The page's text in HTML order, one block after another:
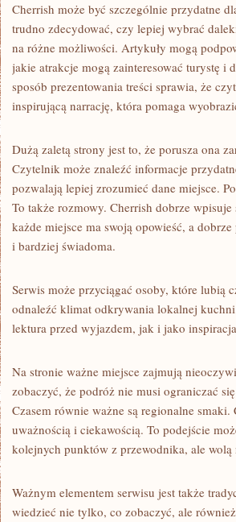
Cherrish może być szczególnie przydatne
trudno zdecydować, czy lepiej wybrać
na różne możliwości. Artykuły mogą
jakie atrakcje mogą zainteresować turystę i
sposób prezentowania treści sprawia, że
inspirującą narrację, która pomaga
Dużą zaletą strony jest to, że porusza ona
Czytelnik może znaleźć informacje
pozwalają lepiej zrozumieć dane miejsce.
To także rozmowy. Cherrish dobrze
każde miejsce ma swoją opowieść, a
i bardziej świadoma.
Serwis może przyciągać osoby, które lubią
odnaleźć klimat odkrywania lokalnej
lektura przed wyjazdem, jak i jako
Na stronie ważne miejsce zajmują
zobaczyć, że podróż nie musi ograniczać
Czasem równie ważne są regionalne
uważnością i ciekawością. To podejście
kolejnych punktów z przewodnika, ale
Ważnym elementem serwisu jest także
wiedzieć nie tylko, co zobaczyć, ale